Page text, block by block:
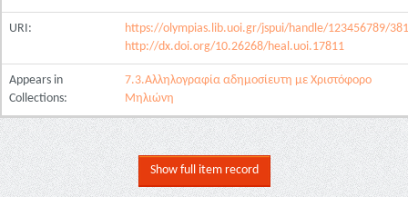
URI:
https://olympias.lib.uoi.gr/jspui/handle/123456789/
http://dx.doi.org/10.26268/heal.uoi.17811
Appears in
Collections:
7.3.Αλληλογραφία αδημοσίευτη με Χριστόφορο
Μηλιώνη
Show full item record